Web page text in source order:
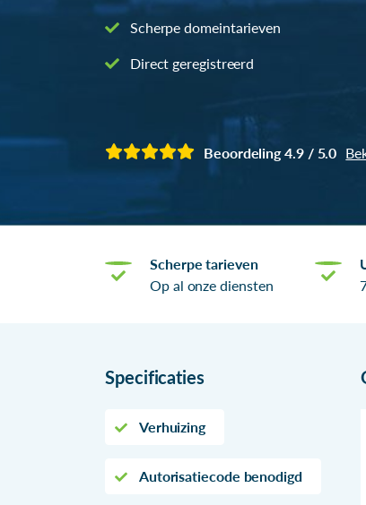
Scherpe domeintarieven
Direct geregistreerd
Beoordeling 4.9 / 5.0
Scherpe tarieven
Op al onze diensten
Specificaties
Verhuizing
Autorisatiecode benodigd